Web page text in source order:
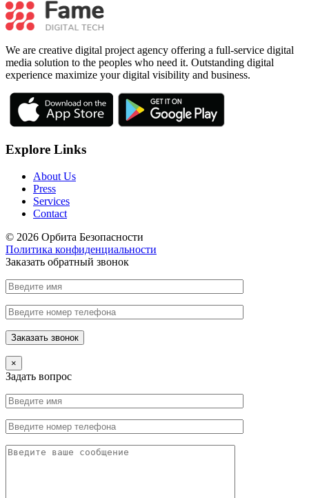
We are creative digital project agency offering a full-service digital
media solution to the peoples who need it. Outstanding digital
experience maximize your digital visibility and business.
Explore Links
About Us
Press
Services
Contact
© 2026 Орбита Безопасности
Политика конфиденциальности
Заказать обратный звонок
×
Задать вопрос